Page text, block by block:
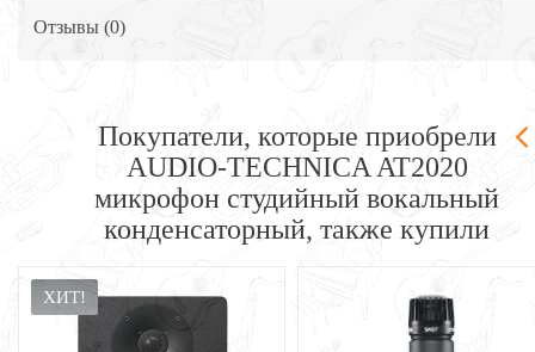
Отзывы (0)
Покупатели, которые приобрели
AUDIO-TECHNICA AT2020
микрофон студийный вокальный
конденсаторный, также купили
ХИТ!